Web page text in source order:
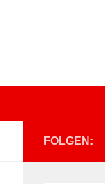
FOLGEN: